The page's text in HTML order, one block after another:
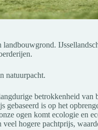
natuurpacht.
betrokkenheid
is op het
ogen komt ecologie en
hogere pachtprijs,